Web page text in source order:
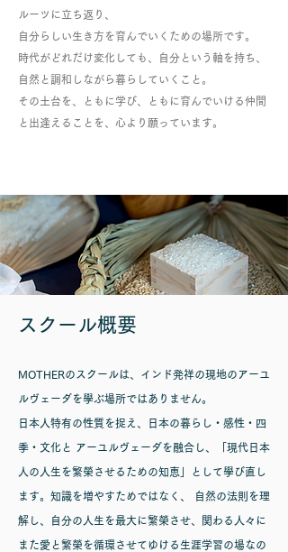
ルーツに立ち返り、
自分らしい生き方を育んでいくための場所です。
時代がどれだけ変化しても、自分という軸を持ち、
自然と調和しながら暮らしていくこと。
その土台を、ともに学び、ともに育んでいける仲間
と出逢えることを、心より願っています。
スクール概要
MOTHERのスクールは、インド発祥の現地のアーユ
ルヴェーダを學ぶ場所ではありません。
日本人特有の性質を捉え、日本の暮らし・感性・四
季・文化と アーユルヴェーダを融合し、「現代日本
人の人生を繁榮させるための知恵」として學び直し
ます。知識を増やすためではなく、 自然の法則を理
解し、自分の人生を最大に繁榮させ、関わる人々に
また愛と繁榮を循環させてゆける生涯学習の場なの